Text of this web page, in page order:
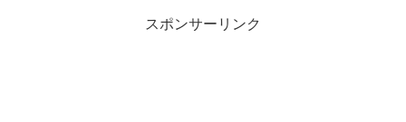
スポンサーリンク